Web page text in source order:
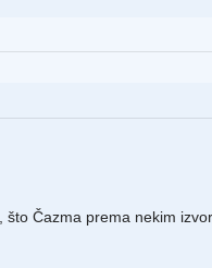
, što Čazma prema nekim